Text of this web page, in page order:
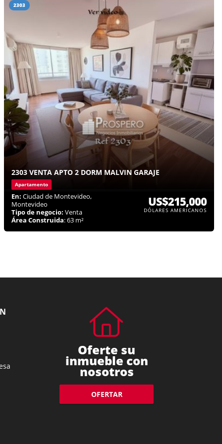
2303
2303 VENTA APTO 2 DORM MALVIN GARAJE
Apartamento
En: Ciudad de Montevideo,
Montevideo
Tipo de negocio: Venta
Área Construida: 63 m²
US$215,000
DÓLARES AMERICANOS
Oferte su
inmueble con
nosotros
OFERTAR